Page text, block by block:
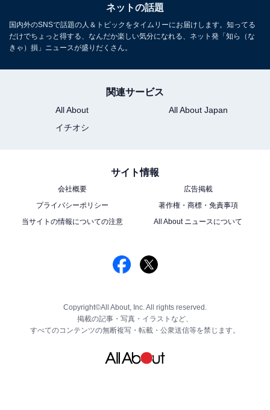
ネットの話題
国内外のSNSで話題の人＆トピックをタイムリーにお届けします。知ってる
だけでちょっと得する、なんだか楽しい気分になれる、ネット発「知ら（な
きゃ）損」ニュースが盛りだくさん。
関連サービス
All About
All About Japan
イチオシ
サイト情報
会社概要
広告掲載
プライバシーポリシー
著作権・商標・免責事項
当サイトの情報についての注意
All About ニュースについて
Copyright©All About, Inc. All rights reserved.
掲載の記事・写真・イラストなど、
すべてのコンテンツの無断複写・転載・公衆送信等を禁じます。